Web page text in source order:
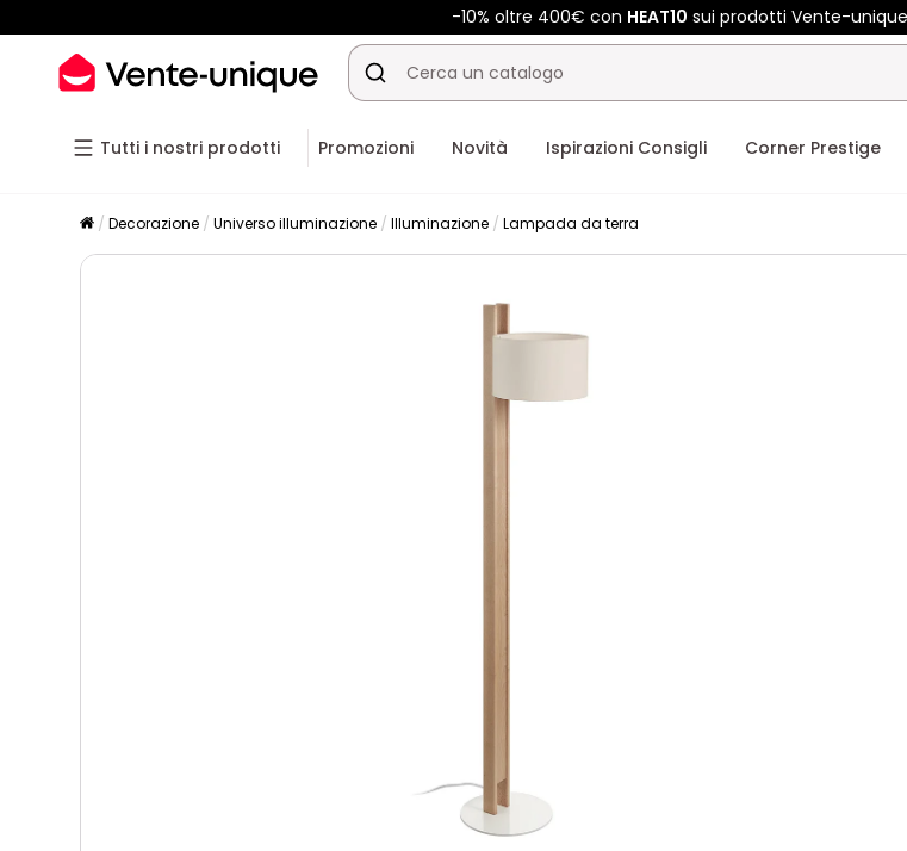
-10% oltre 400€ con HEAT10sui prodotti Vente-unique
Tutti i nostri prodotti Promozioni Novità Ispirazioni Consigli Corner Prestige
Decorazione Universo illuminazione Illuminazione Lampada da terra